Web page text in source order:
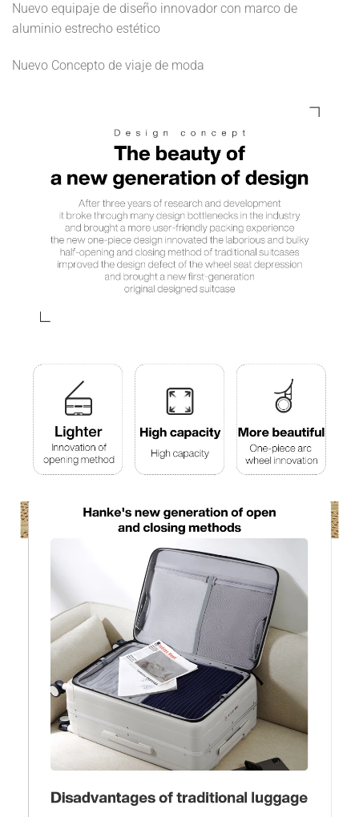
Nuevo equipaje de diseño innovador con marco de
aluminio estrecho estético
Nuevo Concepto de viaje de moda